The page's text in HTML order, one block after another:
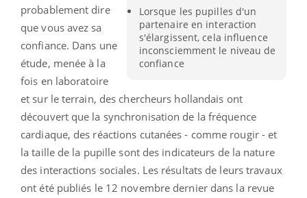
Lorsque les pupilles d'un
partenaire en interaction
s'élargissent, cela influence
inconsciemment le niveau de
confiance
probablement dire
que vous avez sa
confiance. Dans une
étude, menée à la
fois en laboratoire
et sur le terrain, des chercheurs hollandais ont
découvert que la synchronisation de la fréquence
cardiaque, des réactions cutanées - comme rougir - et
la taille de la pupille sont des indicateurs de la nature
des interactions sociales. Les résultats de leurs travaux
ont été publiés le 12 novembre dernier dans la revue